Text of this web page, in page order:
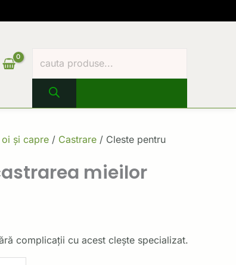
search
și capre / Castrare / Cleste pentru
mieilor
complicații cu acest clește specializat.